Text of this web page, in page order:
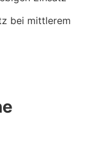
bei mittlerem